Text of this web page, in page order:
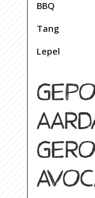
BBQ
Tang
Lepel